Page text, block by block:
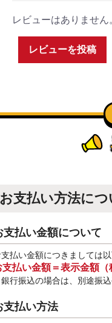
レビューはありません
レビューを投稿
お支払い方法につ
支払い金額について
払い金額につきましては以
支払い金額＝表示金額（
行振込の場合は、別途振
支払い方法